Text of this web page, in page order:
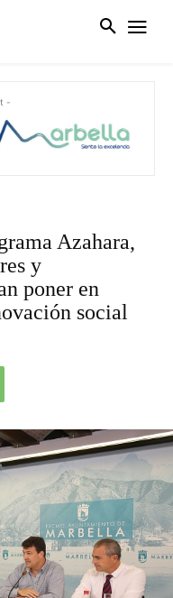
-
Azahara,
y
poner en
social